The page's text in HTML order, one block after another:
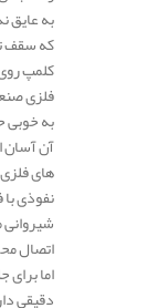
به عایق
که سقف
فلزی
به
آن آسان
های
اتصال
اما
دقیقی